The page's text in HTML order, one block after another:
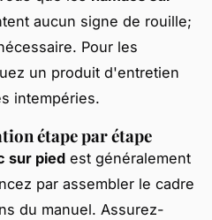
aucun signe de rouille;
Pour les
un produit d'entretien
intempéries.
étape par étape
sur pied est généralement
par assembler le cadre
du manuel. Assurez-